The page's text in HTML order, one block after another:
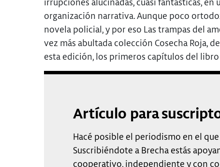
organización narrativa. Aunque poco
novela policial, y por eso Las trampas del
vez más abultada colección Cosecha Roja,
esta edición, los primeros capítulos del
Artículo para
Hacé posible el periodismo en el
Suscribiéndote a Brecha estás
cooperativo, independiente y con